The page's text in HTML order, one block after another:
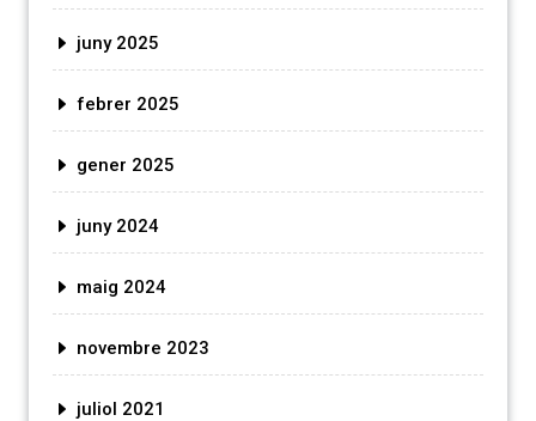
juny 2025
febrer 2025
gener 2025
juny 2024
maig 2024
novembre 2023
juliol 2021